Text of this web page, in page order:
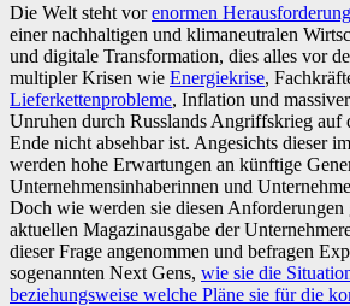
Die Welt steht vorenormen
einer nachhaltigen und klimaneutralen
und digitale Transformation, dies alles vor
multipler Krisen wie Energiekrise,
Lieferkettenprobleme, Inflation und
Unruhen durch Russlands Angriffskrieg auf
Ende nicht absehbar ist. Angesichts dieser
werden hohe Erwartungen an künftige
Unternehmensinhaberinnen und
Doch wie werden sie diesen Anforderungen
aktuellen Magazinausgabe der
dieser Frage angenommen und befragen
sogenannten Next Gens, wie sie die
beziehungsweise welche Pläne sie für die